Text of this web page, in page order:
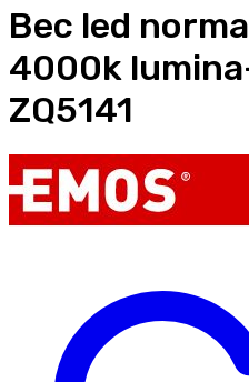
Bec led
4000k
ZQ5141